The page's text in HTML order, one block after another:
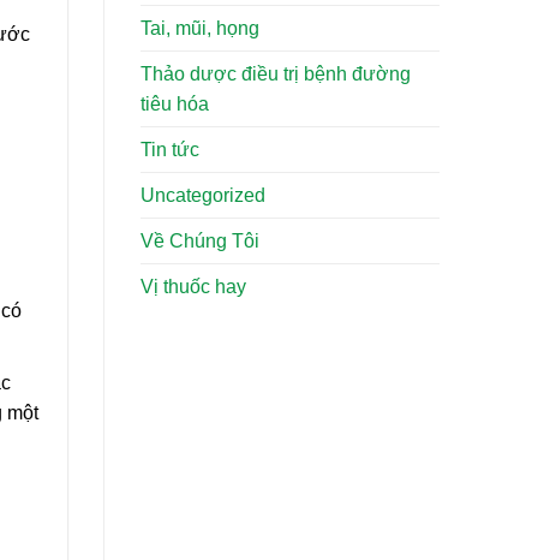
một
Tai, mũi, họng
Thảo dược điều trị bệnh đường
tiêu hóa
Tin tức
Uncategorized
Về Chúng Tôi
Vị thuốc hay